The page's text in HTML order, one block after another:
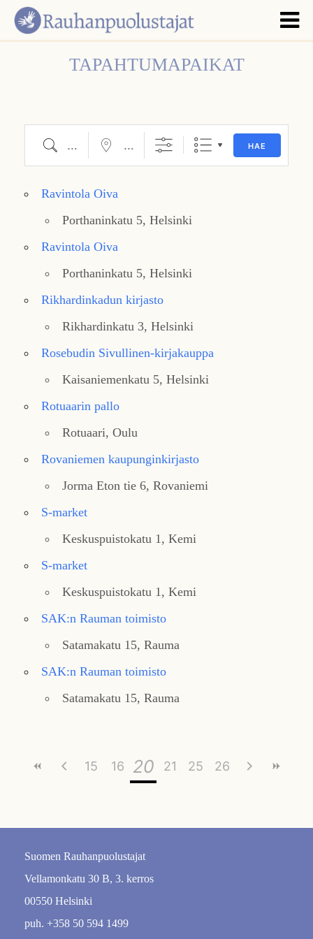
TAPAHTUMAPAIKAT
Hae Lähellä... HAE
Ravintola Oiva
Porthaninkatu 5, Helsinki
Ravintola Oiva
Porthaninkatu 5, Helsinki
Rikhardinkadun kirjasto
Rikhardinkatu 3, Helsinki
Rosebudin Sivullinen-kirjakauppa
Kaisaniemenkatu 5, Helsinki
Rotuaarin pallo
Rotuaari, Oulu
Rovaniemen kaupunginkirjasto
Jorma Eton tie 6, Rovaniemi
S-market
Keskuspuistokatu 1, Kemi
S-market
Keskuspuistokatu 1, Kemi
SAK:n Rauman toimisto
Satamakatu 15, Rauma
SAK:n Rauman toimisto
Satamakatu 15, Rauma
15 16 17 18 19
20 21 22 23 24
25 26
Suomen Rauhanpuolustajat
Vellamonkatu 30 B, 3. kerros
00550 Helsinki
puh. +358 50 594 1499